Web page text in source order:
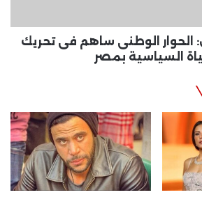
الحوار الوطنى ساهم فى تحريك
السياسية بمصر